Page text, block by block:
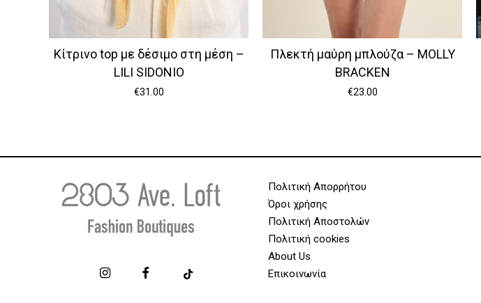
Κίτρινο top με δέσιμο στη μέση –
LILI SIDONIO
€31.00
Πλεκτή μαύρη μπλούζα – MOLLY
BRACKEN
€23.00
Πολιτική Απορρήτου
Όροι χρήσης
Πολιτική Αποστολών
Πολιτική cookies
About Us
Επικοινωνία